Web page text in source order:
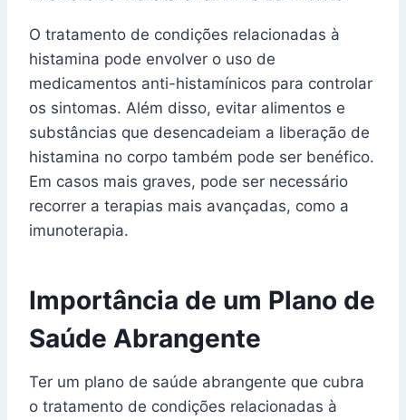
O tratamento de condições relacionadas à
histamina pode envolver o uso de
medicamentos anti-histamínicos para controlar
os sintomas. Além disso, evitar alimentos e
substâncias que desencadeiam a liberação de
histamina no corpo também pode ser benéfico.
Em casos mais graves, pode ser necessário
recorrer a terapias mais avançadas, como a
imunoterapia.
Importância de um Plano de
Saúde Abrangente
Ter um plano de saúde abrangente que cubra
o tratamento de condições relacionadas à